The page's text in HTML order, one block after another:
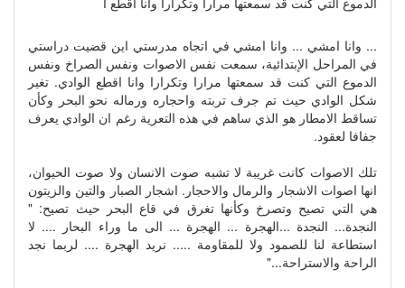
... وانا امشي ... وانا امشي في اتجاه مدرستي اين قضيت دراستي
في المراحل الإبتدائية، سمعت نفس الاصوات ونفس الصراخ ونفس
الدموع التي كنت قد سمعتها مرارا وتكرارا وانا اقطع الوادي. تغير
شكل الوادي حيث تم جرف تربته واحجاره ورماله نحو البحر وكأن
تساقط الامطار هو الذي ساهم في هذه التعرية رغم ان الوادي يعرف
جفافا لعقود.
تلك الاصوات كانت غريبة لا تشبه صوت الانسان ولا صوت الحيوان،
انها اصوات الاشجار والرمال والاحجار. اشجار الصبار والتين والزيتون
هي التي تصيح وتصرخ وكأنها تغرق في قاع البحر حيث تصيح: "
النجدة... النجدة ...الهجرة ... الهجرة ... الى ما وراء البحار .... لا
استطاعة لنا للصمود ولا للمقاومة ..... نريد الهجرة .... لربما نجد
الراحة والاستراحة..."